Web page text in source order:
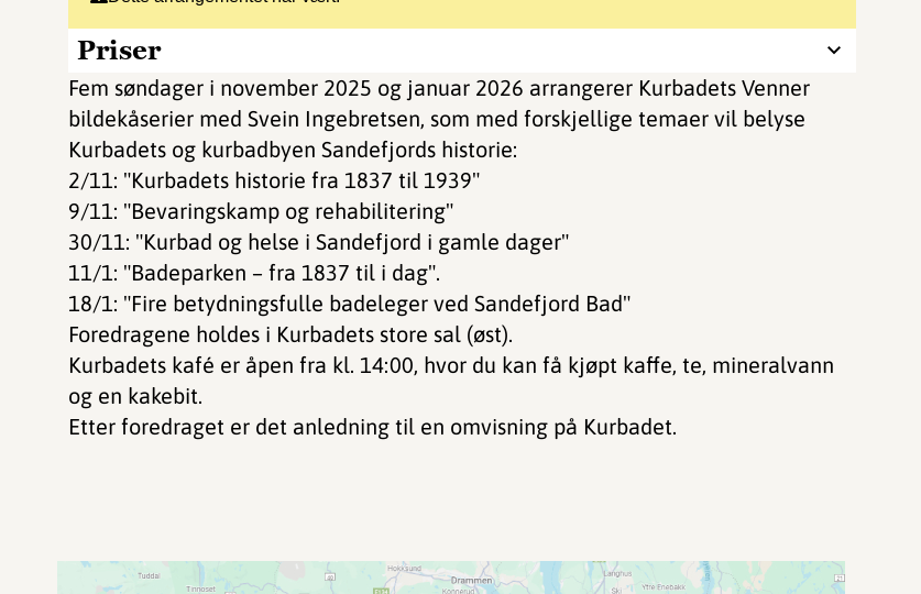
Priser
Fem søndager i november 2025 og januar 2026 arrangerer Kurbadets Venner
bildekåserier med Svein Ingebretsen, som med forskjellige temaer vil belyse
Kurbadets og kurbadbyen Sandefjords historie:
2/11: "Kurbadets historie fra 1837 til 1939"
9/11: "Bevaringskamp og rehabilitering"
30/11: "Kurbad og helse i Sandefjord i gamle dager"
11/1: "Badeparken – fra 1837 til i dag".
18/1: "Fire betydningsfulle badeleger ved Sandefjord Bad"
Foredragene holdes i Kurbadets store sal (øst).
Kurbadets kafé er åpen fra kl. 14:00, hvor du kan få kjøpt kaffe, te, mineralvann
og en kakebit.
Etter foredraget er det anledning til en omvisning på Kurbadet.